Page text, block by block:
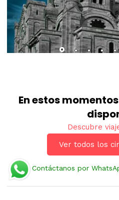
En estos
Descubre
Ver todos los
Contáctanos por